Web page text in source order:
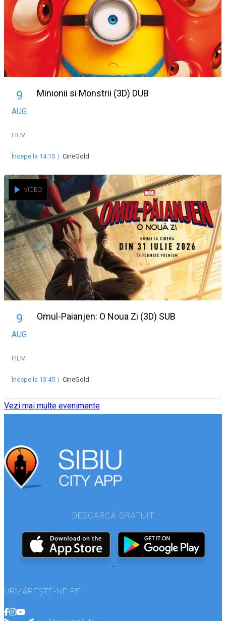
9
AUG
Minionii si Monstrii (3D) DUB
FILM
Începe la 14:15 | CineGold
VIDEO
9
AUG
Omul-Paianjen: O Noua Zi (3D) SUB
FILM
Începe la 13:45 | CineGold
Vezi mai multe evenimente
DESCARCĂ GRATUIT
URMĂREȘTE-NE PE